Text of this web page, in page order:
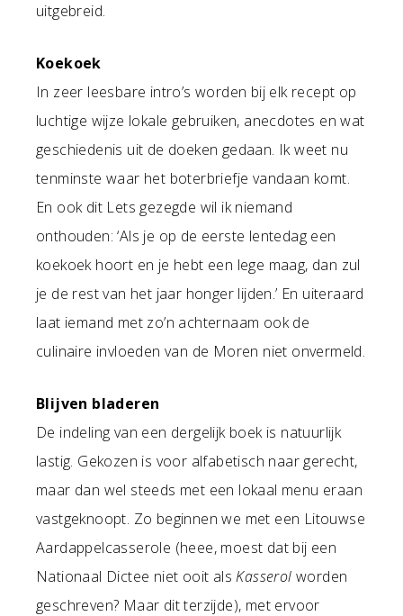
uitgebreid.
Koekoek
In zeer leesbare intro’s worden bij elk recept op
luchtige wijze lokale gebruiken, anecdotes en wat
geschiedenis uit de doeken gedaan. Ik weet nu
tenminste waar het boterbriefje vandaan komt.
En ook dit Lets gezegde wil ik niemand
onthouden: ‘Als je op de eerste lentedag een
koekoek hoort en je hebt een lege maag, dan zul
je de rest van het jaar honger lijden.’ En uiteraard
laat iemand met zo’n achternaam ook de
culinaire invloeden van de Moren niet onvermeld.
Blijven bladeren
De indeling van een dergelijk boek is natuurlijk
lastig. Gekozen is voor alfabetisch naar gerecht,
maar dan wel steeds met een lokaal menu eraan
vastgeknoopt. Zo beginnen we met een Litouwse
Aardappelcasserole (heee, moest dat bij een
Nationaal Dictee niet ooit alsKasserol worden
geschreven? Maar dit terzijde), met ervoor